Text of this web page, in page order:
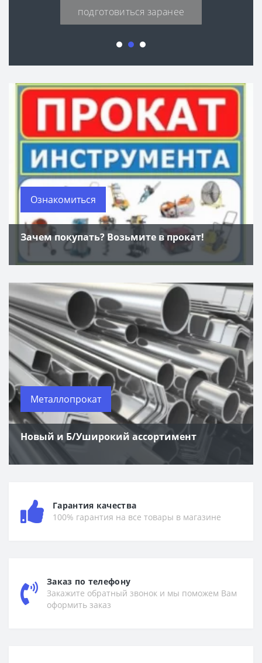
подготовиться заранее
Ознакомиться
Зачем покупать? Возьмите в прокат!
Металлопрокат
Новый и Б/Уширокий ассортимент
Гарантия качества
100% гарантия на все товары в магазине
Заказ по телефону
Закажите обратный звонок и мы поможем Вам
оформить заказ